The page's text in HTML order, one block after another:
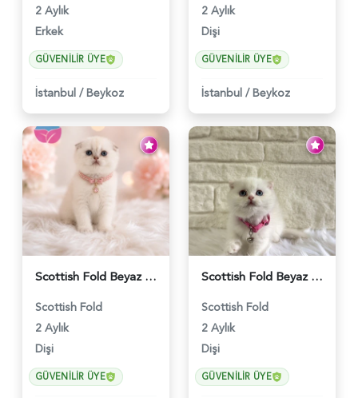
2 Aylık
Erkek
GÜVENILIR ÜYE
İstanbul / Beykoz
2 Aylık
Dişi
GÜVENILIR ÜYE
İstanbul / Beykoz
Scottish Fold Beyaz Güzellik 2 Aylık - 4690
Scottish Fold
2 Aylık
Dişi
GÜVENILIR ÜYE
Scottish Fold Beyaz Dişi Baby Face 2 Aylık - 3704
Scottish Fold
2 Aylık
Dişi
GÜVENILIR ÜYE